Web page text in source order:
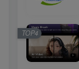
TOP4